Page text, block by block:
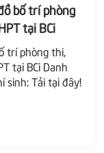
bố trí phòng
tại BCi
trí phòng thi,
Danh